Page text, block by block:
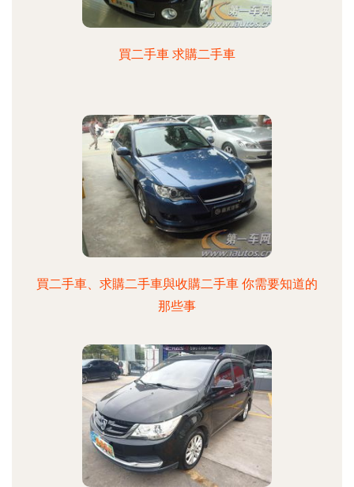
買二手車 求購二手車
買二手車、求購二手車與收購二手車 你需要知道的
那些事